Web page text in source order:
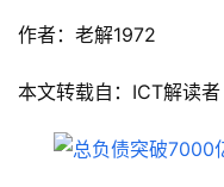
作者： 老解1972
本文转载自：ICT解读